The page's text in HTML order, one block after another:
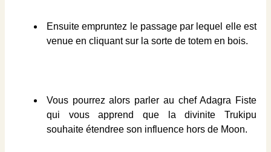
Ensuite empruntez le passage par lequel elle est
venue en cliquant sur la sorte de totem en bois.
Vous pourrez alors parler au chef Adagra Fiste
qui vous apprend que la divinite Trukipu
souhaite étendree son influence hors de Moon.